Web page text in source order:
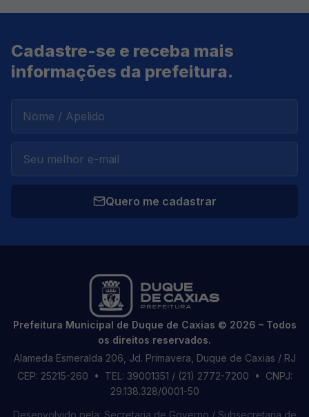
Cadastre-se e receba mais
informações da prefeitura.
Quero me cadastrar
Prefeitura Municipal de Duque de Caxias © 2026 – Todos
os direitos reservados.
Alameda Esmeralda 206, Jd. Primavera, Duque de Caxias / RJ
CEP: 25215-260 • TEL: 39001351 / (21) 2772-7200 • CNPJ:
29.138.328/0001-50
Desenvolvido pela: Secretaria de Governo / Subsecretaria de